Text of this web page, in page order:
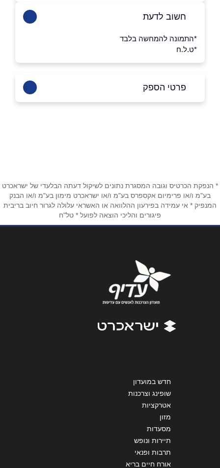
חשוב לדעת
*התמונה להמחשה בלבד
*ט.ל.ח
פרטי הספק
שם מלא*
*
אנא חזרו אלי בקשר ל...
* הנפקת הכרטיס וגובה המסגרת נתונים לשיקול דעתה הבלעדי של ישראכרט
בע"מ ו/או פרימיום אקספרס בע"מ ו/או ישראכרט מימון בע"מ ו/או הבנק
המנפיק * אי עמידה בפירעון ההלוואה או האשראי עלולה לגרור חיוב בריבית
פיגורים והליכי הוצאה לפועל * טל"ח
חדש במועדון
שופינג וצרכנות
אטרקציות
מזון
מסעדות
תיירות ונופש
תרבות ופנאי
אורח חיים בריא